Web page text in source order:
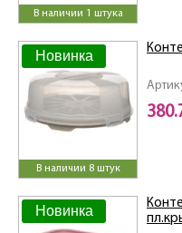
В наличии 1 штука
Новинка
В наличии 8 штук
Новинка